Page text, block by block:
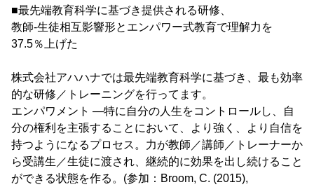
■最先端教育科学に基づき提供される研修、
教師-生徒相互影響形とエンパワー式教育で理解力を
37.5％上げた
株式会社アハハナでは最先端教育科学に基づき、最も効率
的な研修／トレーニングを行ってます。
エンパワメント ―特に自分の人生をコントロールし、自
分の権利を主張することにおいて、より強く、より自信を
持つようになるプロセス。力が教師／講師／トレーナーか
ら受講生／生徒に渡され、継続的に効果を出し続けること
ができる状態を作る。(参加：Broom, C. (2015),